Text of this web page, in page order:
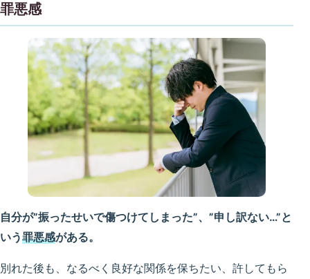
罪悪感
自分が”振ったせいで傷つけてしまった”、”申し訳ない…”と
いう罪悪感がある。
別れた後も、なるべく良好な関係を保ちたい、許してもら